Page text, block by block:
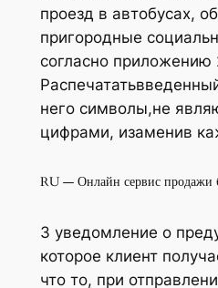
проезд в автобусах,
пригородные
согласно приложению
него символы,не
цифрами, изаменив
RU — Онлайн сервис продажи
3 уведомление о
которое клиент
что то, при